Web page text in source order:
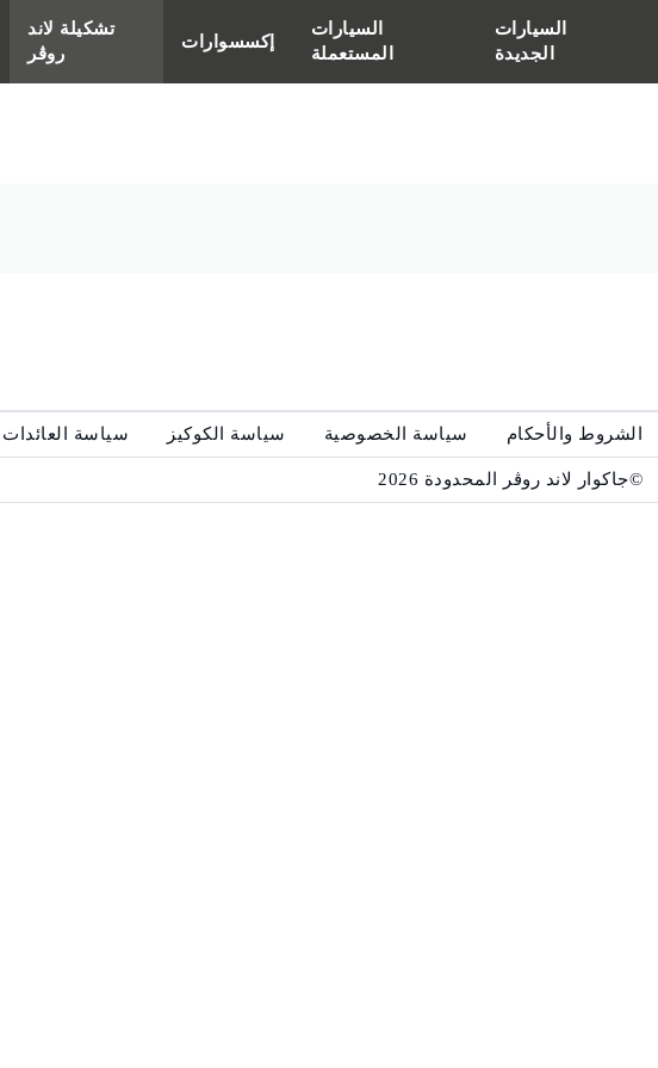
السيارات
الجديدة
السيارات
المستعملة
إكسسوارات
تشكيلة لاند
روڤر
الشروط والأحكام سياسة الخصوصية سياسة الكوكيز سياسة العائدات
©جاكوار لاند روڤر المحدودة 2026